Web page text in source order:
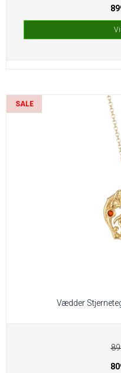
SALE
Vædder